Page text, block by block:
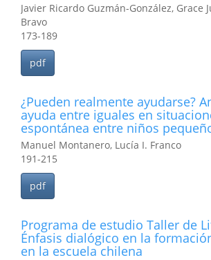
Javier Ricardo Guzmán-González, Grace
Bravo
173-189
pdf
¿Pueden realmente ayudarse?
ayuda entre iguales en
espontánea entre niños
Manuel Montanero, Lucía I. Franco
191-215
pdf
Programa de estudio Taller de
Énfasis dialógico en la
en la escuela chilena